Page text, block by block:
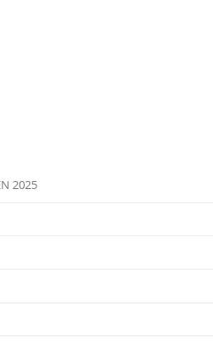
2025